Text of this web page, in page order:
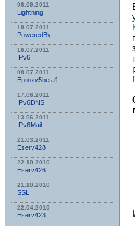
06.09.2011
Lightning
18.07.2011
PoweredBy
16.07.2011
IPv6
08.07.2011
Eproxy5beta1
17.06.2011
IPv6DNS
13.06.2011
IPv6Mail
21.03.2011
Eserv428
22.10.2010
Eserv426
21.10.2010
SSL
22.04.2010
Eserv423